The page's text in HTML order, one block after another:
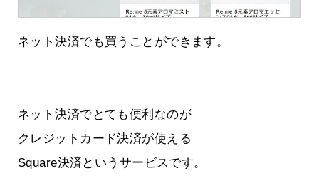
ネット決済でも買うことができます。
ネット決済でとても便利なのが
クレジットカード決済が使える
Square決済というサービスです。